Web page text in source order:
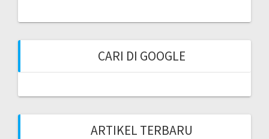
CARI DI GOOGLE
ARTIKEL TERBARU